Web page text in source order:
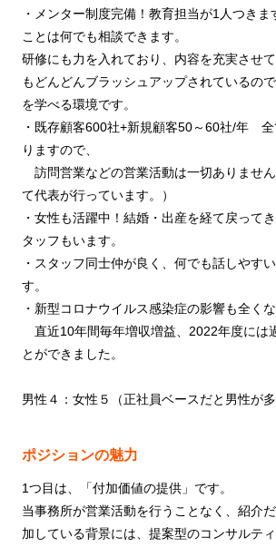
・メンター制度完備！教育担当が1人つき
ことは何でも相談できます。
研修にも力を入れており、内容を充実させ
もどんどんブラッシュアップされているの
を学べる環境です。
・既存顧客600社+新規顧客50～60社/年
りますので、
訪問営業などの営業活動は一切ありませ
て代表が行っています。）
・女性も活躍中！結婚・出産を経て戻って
タッフもいます。
・スタッフ同士仲が良く、何でも話しやす
す。
・新型コロナウイルス感染症の影響も全くな
直近10年間毎年増収増益、2022年度には
とができました。
男性４：女性５（正社員ベースだと男性が多
ポジションの魅力
1つ目は、「付加価値の提供」です。
当事務所が営業活動を行うことなく、紹介
加している背景には、提案型のコンサルテ